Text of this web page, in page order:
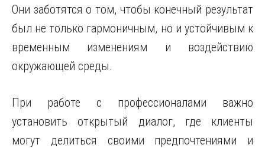
Они заботятся о том, чтобы конечный результат
был не только гармоничным, но и устойчивым к
временным изменениям и воздействию
окружающей среды.
При работе с профессионалами важно
установить открытый диалог, где клиенты
могут делиться своими предпочтениями и